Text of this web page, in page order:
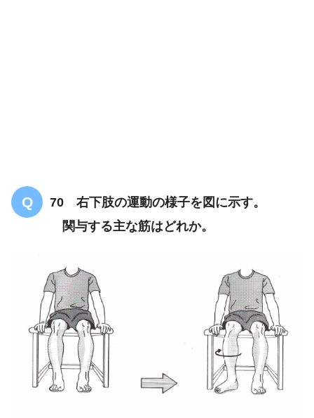
【PT/共通のみ】代謝（計算式）について
の問題「まとめ・解説」
70 右下肢の運動の様子を図に示す。
関与する主な筋はどれか。